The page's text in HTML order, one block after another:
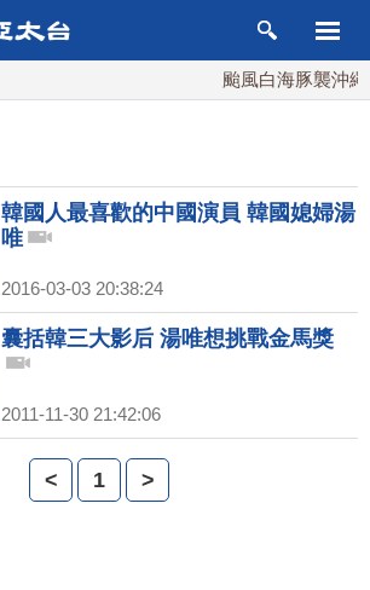
颱風白海豚襲沖繩
韓國人最喜歡的中國演員 韓國媳婦湯
唯
2016-03-03 20:38:24
囊括韓三大影后 湯唯想挑戰金馬獎
2011-11-30 21:42:06
< 1 >